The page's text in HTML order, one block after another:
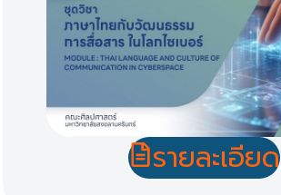
รายละเอียด